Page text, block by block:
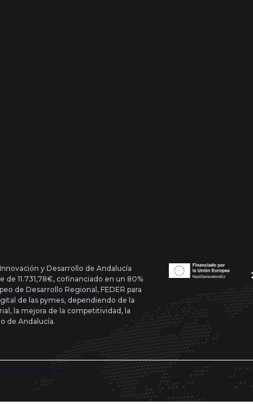
y Desarrollo de Andalucía
de 11.731,78€, cofinanciado en un 80%
de Desarrollo Regional, FEDER para
de las pymes, dependiendo de la
la mejora de la competitividad, la
de Andalucía.
reservados